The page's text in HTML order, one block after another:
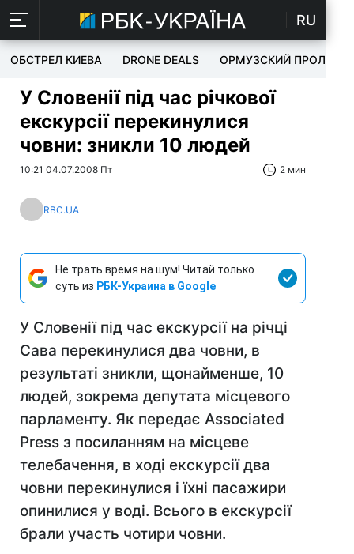
RU
ОБСТРЕЛ КИЕВА DRONE DEALS ОРМУЗСКИЙ ПРОЛИВ
У Словенії під час річкової
екскурсії перекинулися
човни: зникли 10 людей
10:21 04.07.2008 Пт 2 мин
RBC.UA
Не трать время на шум! Читай только
суть из РБК-Украина в Google
У Словенії під час екскурсії на річці
Сава перекинулися два човни, в
результаті зникли, щонайменше, 10
людей, зокрема депутата місцевого
парламенту. Як передає Associated
Press з посиланням на місцеве
телебачення, в ході екскурсії два
човни перекинулися і їхні пасажири
опинилися у воді. Всього в екскурсії
брали участь чотири човни.